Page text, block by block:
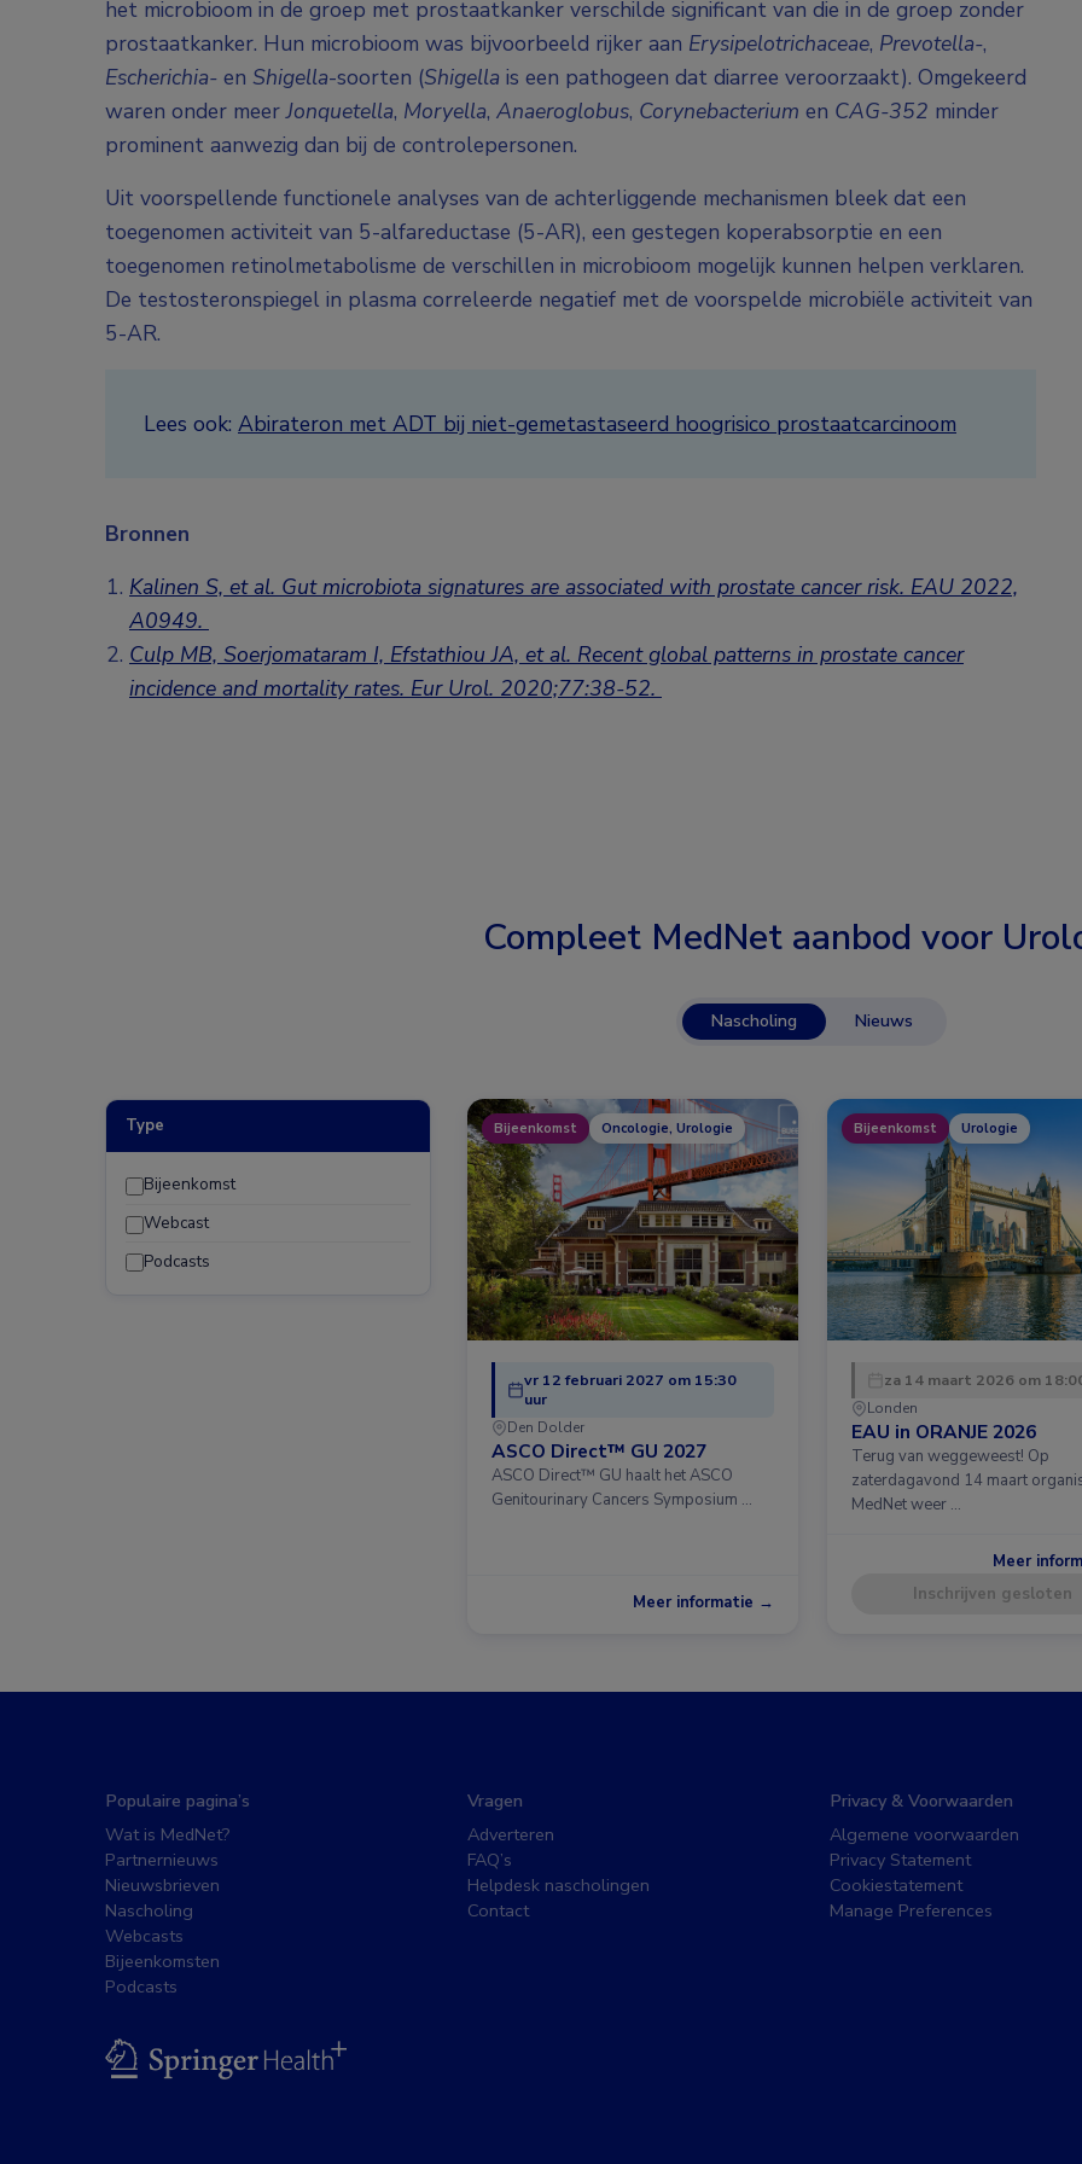
het microbioom in de groep met prostaatkanker verschilde significant van die in de groep zonder
prostaatkanker. Hun microbioom was bijvoorbeeld rijker aan Erysipelotrichaceae, Prevotella-,
Escherichia- en Shigella-soorten (Shigella is een pathogeen dat diarree veroorzaakt). Omgekeerd
waren onder meerJonquetella, Moryella, Anaeroglobus, Corynebacterium en CAG-352 minder
prominent aanwezig dan bij de controlepersonen.
Uit voorspellende functionele analyses van de achterliggende mechanismen bleek dat een
toegenomen activiteit van 5-alfareductase (5-AR), een gestegen koperabsorptie en een
toegenomen retinolmetabolisme de verschillen in microbioom mogelijk kunnen helpen verklaren.
De testosteronspiegel in plasma correleerde negatief met de voorspelde microbiële activiteit van
5-AR.
Lees ook: Abirateron met ADT bij niet-gemetastaseerd hoogrisico prostaatcarcinoom
Bronnen
Kalinen S, et al. Gut microbiota signatures are associated with prostate cancer risk. EAU 2022,
A0949.
Culp MB, Soerjomataram I, Efstathiou JA, et al. Recent global patterns in prostate cancer
incidence and mortality rates. Eur Urol. 2020;77:38-52.
Compleet MedNet aanbod voor
Nascholing Nieuws
Type
Bijeenkomst
Webcast
Podcasts
Bijeenkomst Oncologie, Urologie
vr 12 februari 2027 om 15:30
uur
Den Dolder
ASCO Direct™ GU 2027
ASCO Direct™ GU haalt het ASCO
Genitourinary Cancers Symposium …
Meer informatie →
Bijeenkomst Urologie
za 14 maart 2026 om
Londen
EAU in ORANJE 2026
Terug van weggeweest! Op
zaterdagavond 14 maart
MedNet weer …
Meer
Inschrijven gesloten
Populaire pagina’s
Wat is MedNet?
Partnernieuws
Nieuwsbrieven
Nascholing
Webcasts
Bijeenkomsten
Podcasts
Vragen
Adverteren
FAQ’s
Helpdesk nascholingen
Contact
Privacy & Voorwaarden
Algemene voorwaarden
Privacy Statement
Cookiestatement
Manage Preferences
BSL